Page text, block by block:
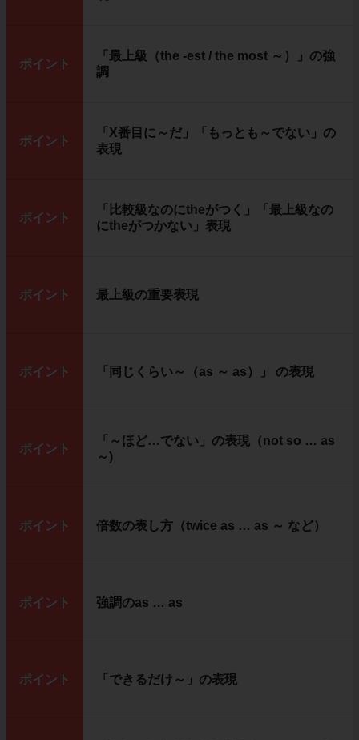
ポイント
「最上級（the -est / the most ～）」の強
調
ポイント
「X番目に～だ」「もっとも～でない」の
表現
ポイント
「比較級なのにtheがつく」「最上級なの
にtheがつかない」表現
ポイント 最上級の重要表現
ポイント 「同じくらい～（as ～ as）」 の表現
ポイント
「～ほど…でない」の表現（not so … as
～)
ポイント 倍数の表し方（twice as … as ～ など）
ポイント 強調のas … as
ポイント 「できるだけ～」の表現